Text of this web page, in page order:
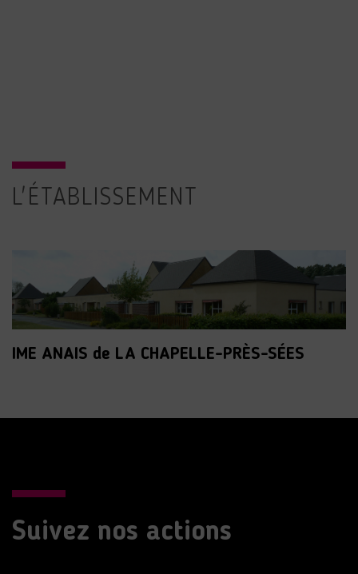
L'ÉTABLISSEMENT
IME ANAIS de LA CHAPELLE-PRÈS-SÉES
Suivez nos actions